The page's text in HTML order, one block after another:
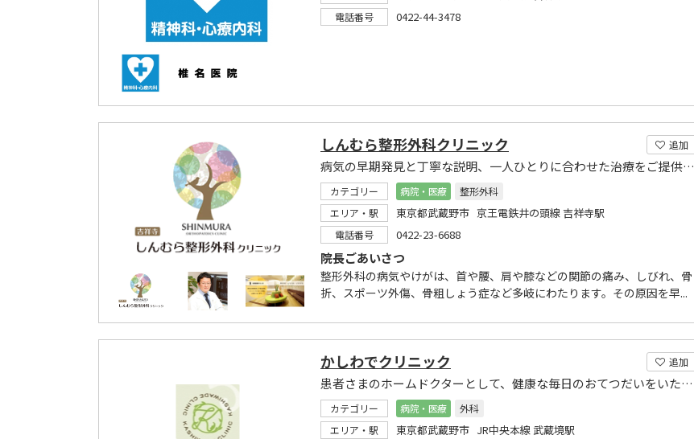
電話番号 0422-44-3478
追加
しんむら整形外科クリニック
病気の早期発見と丁寧な説明、一人ひとりに合わせた治療をご提供いたします
カテゴリー 病院・医療
整形外科
エリア・駅
東京都武蔵野市 京王電鉄井の頭線 吉祥寺駅
電話番号 0422-23-6688
院長ごあいさつ
整形外科の病気やけがは、首や腰、肩や膝などの関節の痛み、しびれ、骨
折、スポーツ外傷、骨粗しょう症など多岐にわたります。その原因を早...
追加
かしわでクリニック
患者さまのホームドクターとして、健康な毎日のおてつだいをいたします。
カテゴリー 病院・医療
外科
エリア・駅
東京都武蔵野市 JR中央本線 武蔵境駅